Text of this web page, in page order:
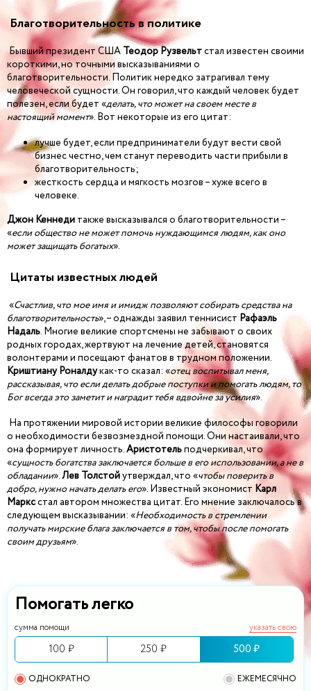
Помогать легко
сумма помощи указать свою
100 ₽ 250 ₽ 500 ₽
ОДНОКРАТНО ЕЖЕМЕСЯЧНО
Благотворительность в политике
Бывший президент США Теодор Рузвельтстал известен своими
короткими, но точными высказываниями о
благотворительности. Политик нередко затрагивал тему
человеческой сущности. Он говорил, что каждый человек будет
полезен, если будет «делать, что может на своем месте в
настоящий момент». Вот некоторые из его цитат:
лучше будет, если предприниматели будут вести свой
бизнес честно, чем станут переводить части прибыли в
благотворительность;
жесткость сердца и мягкость мозгов – хуже всего в
человеке.
Джон Кеннеди также высказывался о благотворительности –
«если общество не может помочь нуждающимся людям, как оно
может защищать богатых».
Цитаты известных людей
«Счастлив, что мое имя и имидж позволяют собирать средства на
благотворительность», – однажды заявил теннисист Рафаэль
Надаль. Многие великие спортсмены не забывают о своих
родных городах, жертвуют на лечение детей, становятся
волонтерами и посещают фанатов в трудном положении.
Криштиану Роналдукак-то сказал: «отец воспитывал меня,
рассказывая, что если делать добрые поступки и помогать людям, то
Бог всегда это заметит и наградит тебя вдвойне за усилия».
На протяжении мировой истории великие философы говорили
о необходимости безвозмездной помощи. Они настаивали, что
она формирует личность.Аристотельподчеркивал, что
«сущность богатства заключается больше в его использовании, а не в
обладании».Лев Толстойутверждал, что «чтобы поверить в
добро, нужно начать делать его». Известный экономист Карл
Марксстал автором множества цитат. Его мнение заключалось в
следующем высказывании: «Необходимость в стремлении
получать мирские блага заключается в том, чтобы после помогать
своим друзьям».